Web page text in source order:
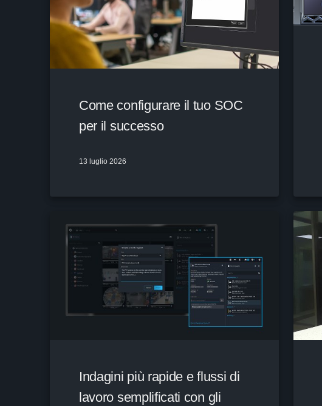
Come configurare il tuo SOC
per il successo
13 luglio 2026
Indagini più rapide e flussi di
lavoro semplificati con gli